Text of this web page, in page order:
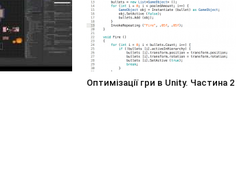
Оптимізації гри в Unity. Частина 2